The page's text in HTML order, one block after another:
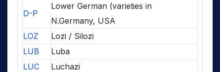
D-P
Lower German (varieties in
N.Germany, USA
LOZ
Lozi / Silozi
LUB
Luba
LUC
Luchazi